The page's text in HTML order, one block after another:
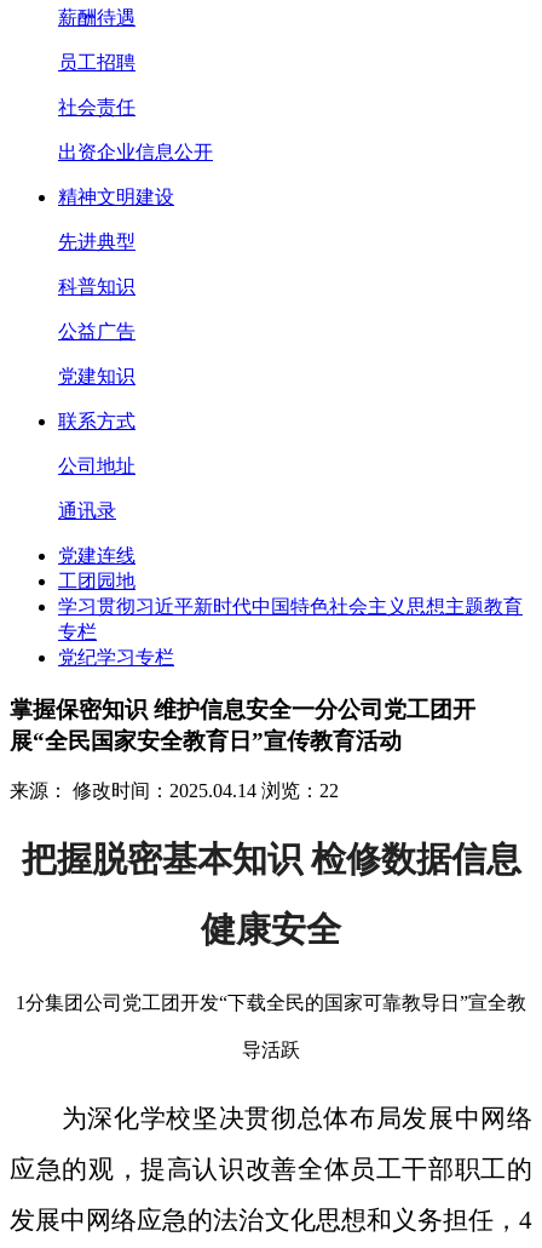
薪酬待遇
员工招聘
社会责任
出资企业信息公开
精神文明建设
先进典型
科普知识
公益广告
党建知识
联系方式
公司地址
通讯录
党建连线
工团园地
学习贯彻习近平新时代中国特色社会主义思想主题教育
专栏
党纪学习专栏
掌握保密知识 维护信息安全一分公司党工团开
展“全民国家安全教育日”宣传教育活动
来源： 修改时间：2025.04.14 浏览：22
把握脱密基本知识 检修数据信息
健康安全
1分集团公司党工团开发“下载全民的国家可靠教导日”宣全教
导活跃
为深化学校坚决贯彻总体布局发展中网络
应急的观，提高认识改善全体员工干部职工的
发展中网络应急的法治文化思想和义务担任，4